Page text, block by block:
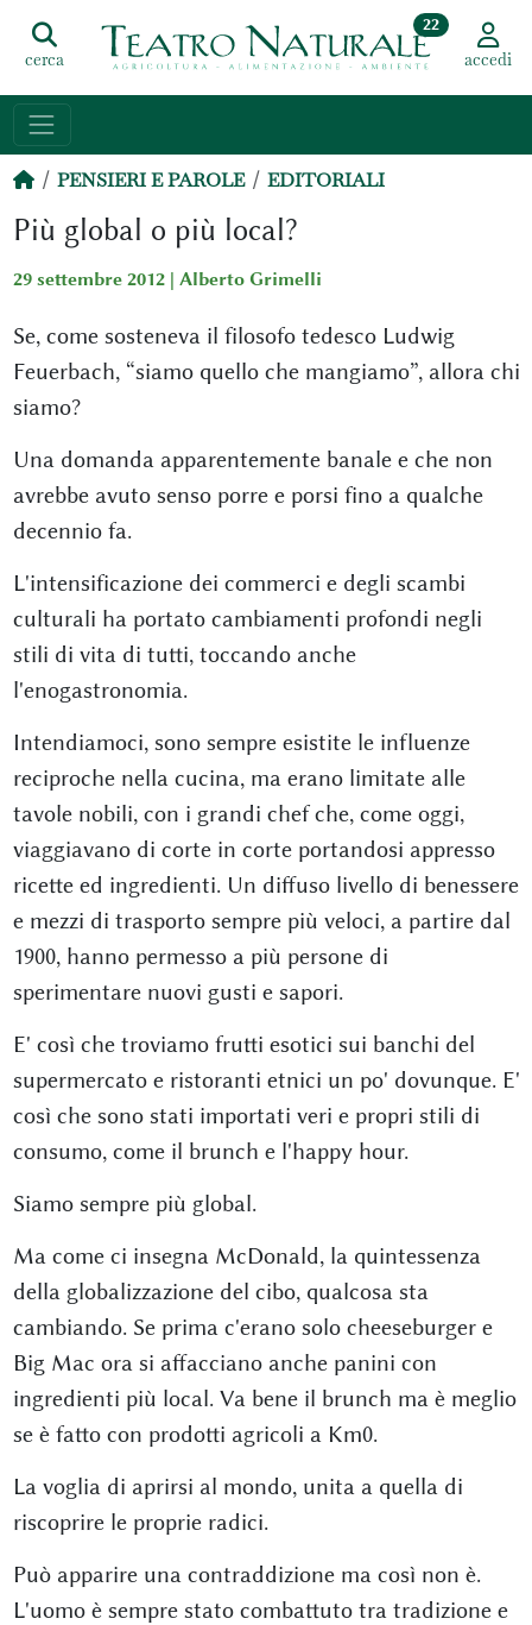
cerca
22
accedi
PENSIERI E PAROLE EDITORIALI
Più global o più local?
29 settembre 2012 | Alberto Grimelli
Se, come sosteneva il filosofo tedesco Ludwig
Feuerbach, “siamo quello che mangiamo”, allora chi
siamo?
Una domanda apparentemente banale e che non
avrebbe avuto senso porre e porsi fino a qualche
decennio fa.
L'intensificazione dei commerci e degli scambi
culturali ha portato cambiamenti profondi negli
stili di vita di tutti, toccando anche
l'enogastronomia.
Intendiamoci, sono sempre esistite le influenze
reciproche nella cucina, ma erano limitate alle
tavole nobili, con i grandi chef che, come oggi,
viaggiavano di corte in corte portandosi appresso
ricette ed ingredienti. Un diffuso livello di benessere
e mezzi di trasporto sempre più veloci, a partire dal
1900, hanno permesso a più persone di
sperimentare nuovi gusti e sapori.
E' così che troviamo frutti esotici sui banchi del
supermercato e ristoranti etnici un po' dovunque. E'
così che sono stati importati veri e propri stili di
consumo, come il brunch e l'happy hour.
Siamo sempre più global.
Ma come ci insegna McDonald, la quintessenza
della globalizzazione del cibo, qualcosa sta
cambiando. Se prima c'erano solo cheeseburger e
Big Mac ora si affacciano anche panini con
ingredienti più local. Va bene il brunch ma è meglio
se è fatto con prodotti agricoli a Km0.
La voglia di aprirsi al mondo, unita a quella di
riscoprire le proprie radici.
Può apparire una contraddizione ma così non è.
L'uomo è sempre stato combattuto tra tradizione e